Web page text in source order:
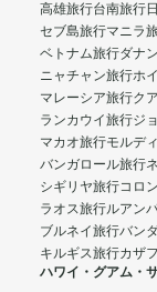
高雄旅行台南旅行
セブ島旅行マニラ
ベトナム旅行ダナ
ニャチャン旅行ホ
マレーシア旅行ク
ランカウイ旅行ジ
マカオ旅行モルデ
バンガロール旅行
シギリヤ旅行コロ
ラオス旅行ルアン
ブルネイ旅行バン
キルギス旅行カザ
ハワイ・グアム・